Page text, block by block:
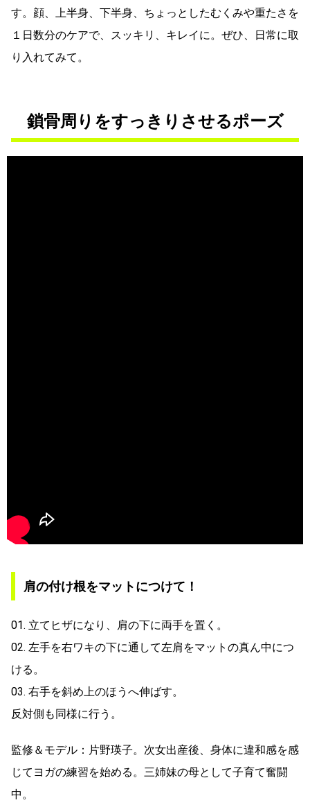
す。顔、上半身、下半身、ちょっとしたむくみや重たさを
１日数分のケアで、スッキリ、キレイに。ぜひ、日常に取
り入れてみて。
鎖骨周りをすっきりさせるポーズ
肩の付け根をマットにつけて！
01. 立てヒザになり、肩の下に両手を置く。
02. 左手を右ワキの下に通して左肩をマットの真ん中につ
ける。
03. 右手を斜め上のほうへ伸ばす。
反対側も同様に行う。
監修＆モデル：片野瑛子。次女出産後、身体に違和感を感
じてヨガの練習を始める。三姉妹の母として子育て奮闘
中。